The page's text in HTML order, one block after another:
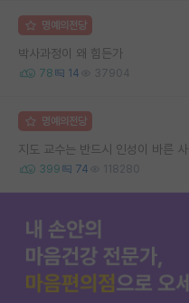
명예의전당
박사과정이 왜 힘든가
78 14 37904
명예의전당
지도 교수는 반드시 인성이 바른 사
399 74 118280